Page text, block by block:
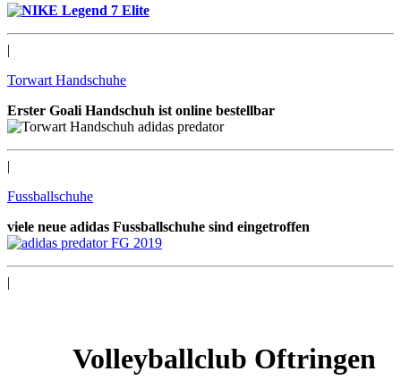
|
Torwart Handschuhe
Erster Goali Handschuh ist online bestellbar
|
Fussballschuhe
viele neue adidas Fussballschuhe sind eingetroffen
|
Volleyballclub Oftringen